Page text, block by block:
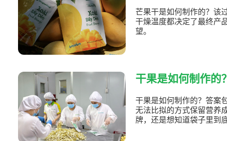
芒果干是如何制作的？该
干燥温度都决定了最终产
望。
干果是如何制作的
干果是如何制作的？答案
无法比拟的方式保留营养
牌，还是想知道袋子里到